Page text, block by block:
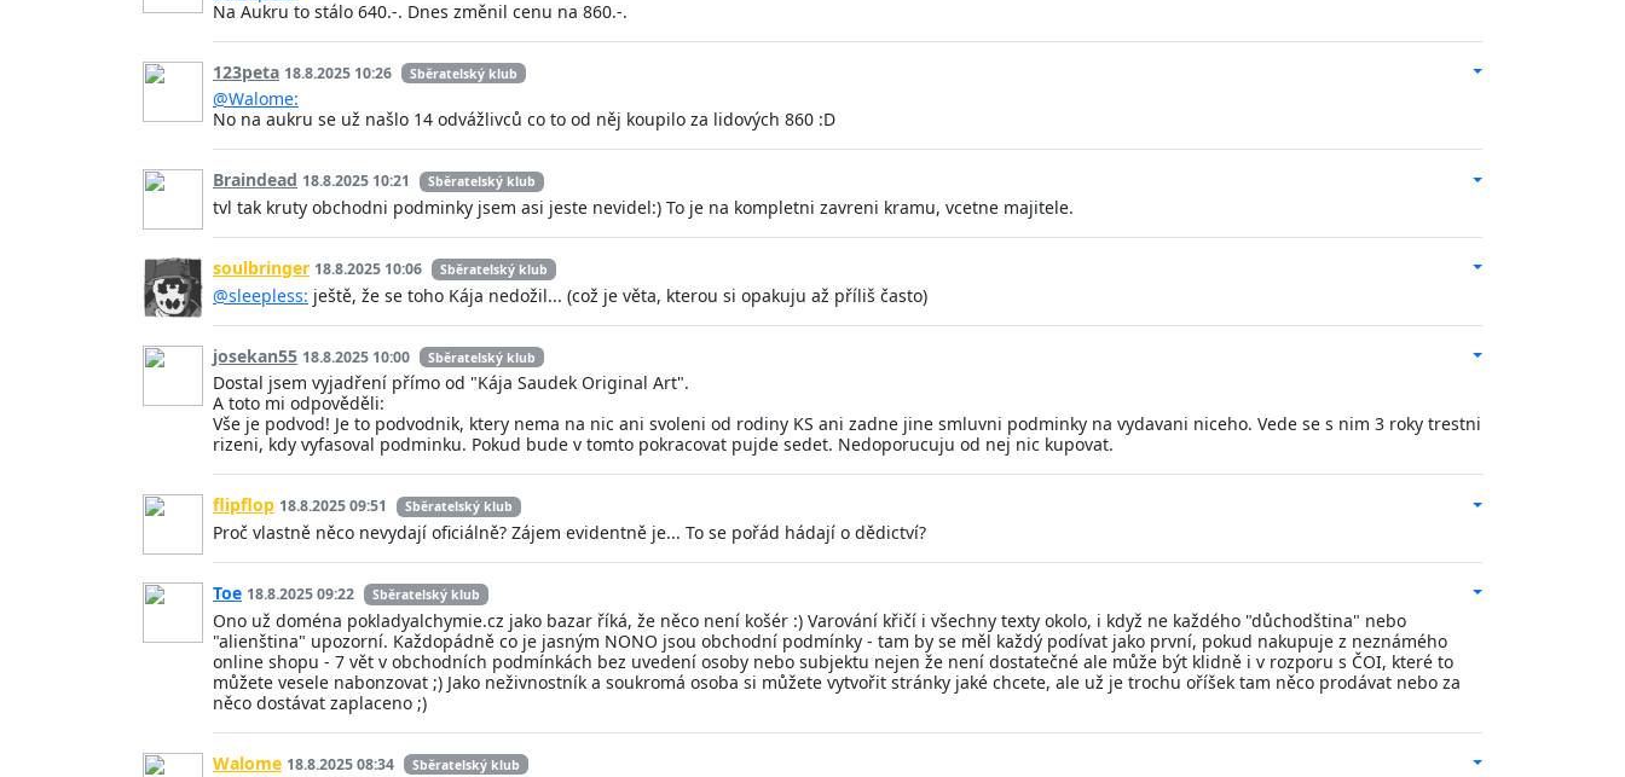
Na Aukru to stálo 640.-. Dnes změnil cenu na 860.-.
123peta 18.8.2025 10:26 Sběratelský klub
@Walome:
No na aukru se už našlo 14 odvážlivců co to od něj koupilo za lidových 860 :D
Braindead 18.8.2025 10:21 Sběratelský klub
tvl tak kruty obchodni podminky jsem asi jeste nevidel:) To je na kompletni zavreni kramu, vcetne majitele.
soulbringer 18.8.2025 10:06 Sběratelský klub
@sleepless: ještě, že se toho Kája nedožil... (což je věta, kterou si opakuju až příliš často)
josekan55 18.8.2025 10:00 Sběratelský klub
Dostal jsem vyjadření přímo od "Kája Saudek Original Art".
A toto mi odpověděli:
Vše je podvod! Je to podvodnik, ktery nema na nic ani svoleni od rodiny KS ani zadne jine smluvni podminky na vydavani niceho. Vede se s nim 3 roky trestni
rizeni, kdy vyfasoval podminku. Pokud bude v tomto pokracovat pujde sedet. Nedoporucuju od nej nic kupovat.
flipflop 18.8.2025 09:51 Sběratelský klub
Proč vlastně něco nevydají oficiálně? Zájem evidentně je... To se pořád hádají o dědictví?
Toe 18.8.2025 09:22 Sběratelský klub
Ono už doména pokladyalchymie.cz jako bazar říká, že něco není košér :) Varování křičí i všechny texty okolo, i když ne každého "důchodština" nebo
"alienština" upozorní. Každopádně co je jasným NONO jsou obchodní podmínky - tam by se měl každý podívat jako první, pokud nakupuje z neznámého
online shopu - 7 vět v obchodních podmínkách bez uvedení osoby nebo subjektu nejen že není dostatečné ale může být klidně i v rozporu s ČOI, které to
můžete vesele nabonzovat ;) Jako neživnostník a soukromá osoba si můžete vytvořit stránky jaké chcete, ale už je trochu oříšek tam něco prodávat nebo za
něco dostávat zaplaceno ;)
Walome 18.8.2025 08:34 Sběratelský klub